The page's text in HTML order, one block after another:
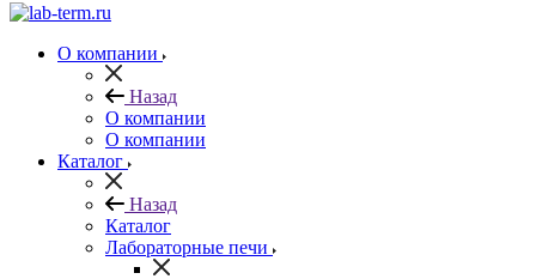
О компании
Назад
О компании
О компании
Каталог
Назад
Каталог
Лабораторные печи